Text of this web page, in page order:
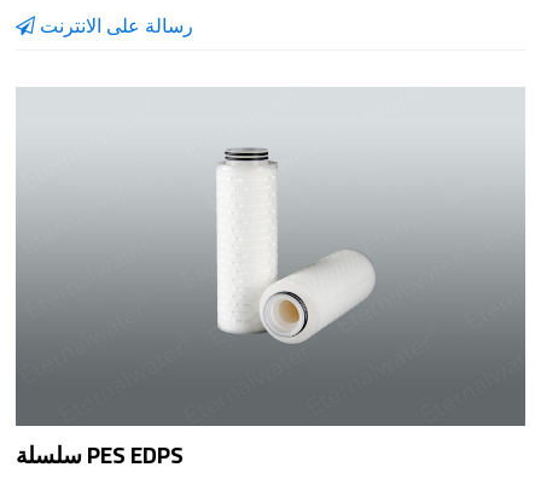
رسالة على الانترنت
سلسلة PES EDPS